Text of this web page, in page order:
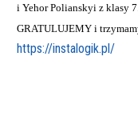
i Yehor Polianskyi z klasy 7.
GRATULUJEMY i
https://instalogik.pl/